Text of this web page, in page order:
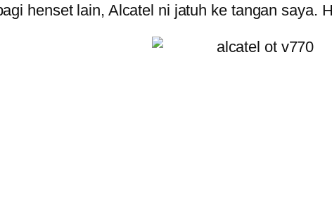
henset lain, Alcatel ni jatuh ke tangan saya.